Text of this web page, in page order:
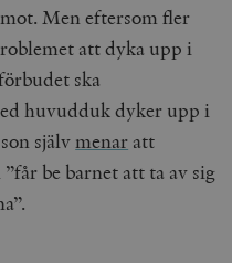
Men eftersom fler
att dyka upp i
ska
huvudduk dyker upp i
självmenar att
be barnet att ta av sig